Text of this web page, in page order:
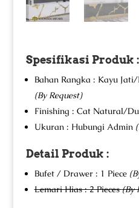
Spesifikasi Produk :
Bahan Rangka : Kayu
(By Request)
Finishing : Cat Natural/
Ukuran : Hubungi Admin
Detail Produk :
Bufet / Drawer : 1 Piece
Lemari Hias : 2 Pieces(By